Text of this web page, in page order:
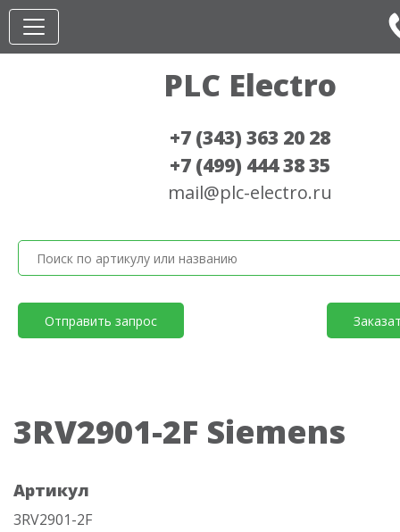
PLC Electro
+7 (343) 363 20 28
+7 (499) 444 38 35
mail@plc-electro.ru
Отправить запрос
3RV2901-2F Siemens
Артикул
3RV2901-2F